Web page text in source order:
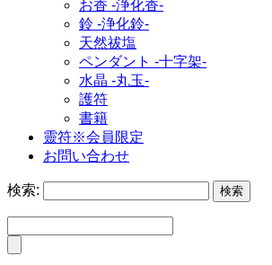
お香 ‐浄化香‐
鈴 ‐浄化鈴‐
天然祓塩
ペンダント -十字架-
水晶 -丸玉-
護符
書籍
靈符※会員限定
お問い合わせ
検索: